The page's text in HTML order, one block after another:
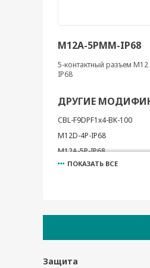
M12A-5PMM-IP68
5-контактный разъем
IP68
ДРУГИЕ
CBL-F9DPF1x4-BK-100
M12D-4P-IP68
M12A-5P-IP68
A-CAP-M12F-M
ADP-RJ458P-DB9F
LB-RJ458P-RS232
ПОКАЗАТЬ ВСЕ
Защита